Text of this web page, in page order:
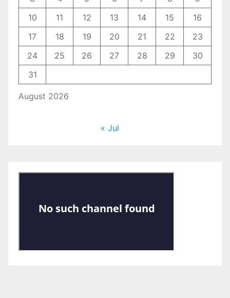
August 2026
10
11 12 13 14 15
16
17
18 19 20 21 22
23
24
25 26 27 28 29
30
31
« Jul